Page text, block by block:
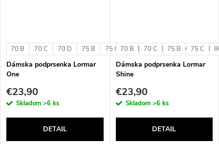
70 B 70 C 70 D 75 B 75 C 75 D 80 B 80 C 80 D
Dámska podprsenka Lormar
One
€23,90
Skladom >6 ks
DETAIL
70 B 70 C 75 B 75 C
Dámska podprsenka Lormar
Shine
€23,90
Skladom >6 ks
DETAIL